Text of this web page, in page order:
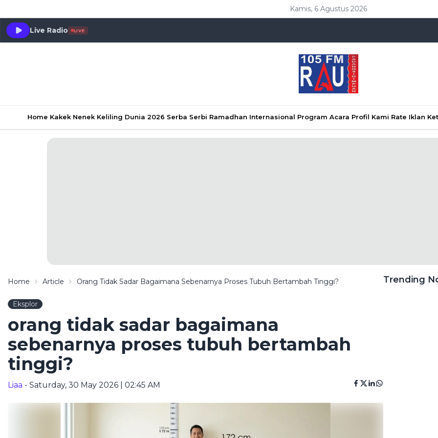
Kamis, 6 Agustus 2026
Live Radio LIVE
Home Kakek Nenek Keliling Dunia 2026 Serba Serbi Ramadhan Internasional Program Acara Profil Kami Rate Iklan
Home Article Orang Tidak Sadar Bagaimana Sebenarnya Proses Tubuh Bertambah Tinggi?
Eksplor
orang tidak sadar bagaimana
sebenarnya proses tubuh bertambah
tinggi?
Liaa - Saturday, 30 May 2026 | 02:45 AM
Trending